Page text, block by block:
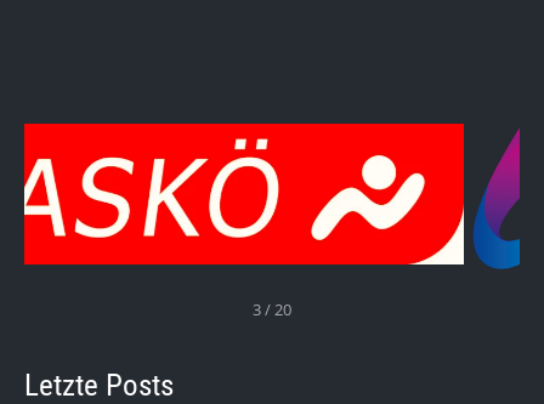
3 / 20
Letzte Posts